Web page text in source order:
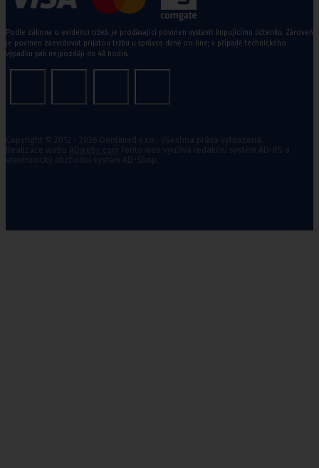
Podle zákona o evidenci tržeb je prodávající povinen vystavit kupujícímu účtenku. Zároveň
je povinen zaevidovat přijatou tržbu u správce daně on-line; v případě technického
výpadku pak nejpozději do 48 hodin.